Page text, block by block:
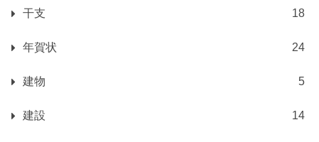
干支 18
年賀状 24
建物 5
建設 14